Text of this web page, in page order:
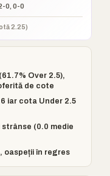
0, 0-0
2.25)
Over 2.5),
de cote
iar cota Under 2.5
(0.0 medie
oaspeții în regres